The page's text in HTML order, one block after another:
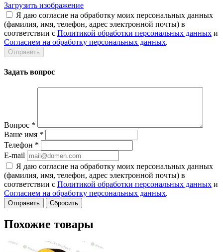
Загрузить изображение
Я даю согласие на обработку моих персональных данных
(фамилия, имя, телефон, адрес электронной почты) в
соответствии с Политикой обработки персональных данных и
Согласием на обработку персональных данных.
Задать вопрос
Вопрос *
Ваше имя *
Телефон *
E-mail
Я даю согласие на обработку моих персональных данных
(фамилия, имя, телефон, адрес электронной почты) в
соответствии с Политикой обработки персональных данных и
Согласием на обработку персональных данных.
Сбросить
Похожие товары